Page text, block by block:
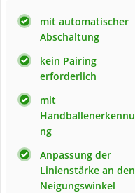
mit automatischer
Abschaltung
kein Pairing
erforderlich
mit
Handballenerkennu
ng
Anpassung der
Linienstärke an den
Neigungswinkel